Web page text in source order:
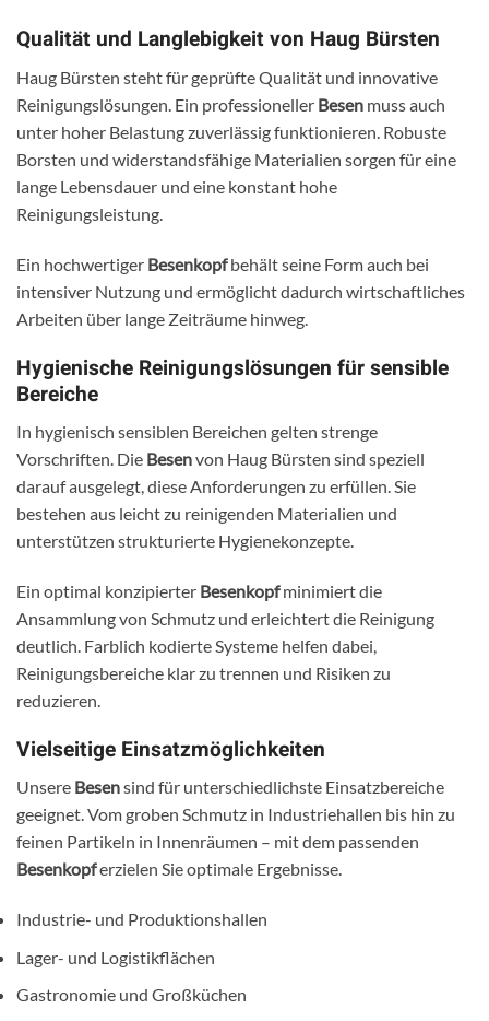
Qualität und Langlebigkeit von Haug Bürsten
Haug Bürsten steht für geprüfte Qualität und innovative
Reinigungslösungen. Ein professioneller Besen muss auch
unter hoher Belastung zuverlässig funktionieren. Robuste
Borsten und widerstandsfähige Materialien sorgen für eine
lange Lebensdauer und eine konstant hohe
Reinigungsleistung.
Ein hochwertiger Besenkopfbehält seine Form auch bei
intensiver Nutzung und ermöglicht dadurch wirtschaftliches
Arbeiten über lange Zeiträume hinweg.
Hygienische Reinigungslösungen für sensible
Bereiche
In hygienisch sensiblen Bereichen gelten strenge
Vorschriften. Die Besenvon Haug Bürsten sind speziell
darauf ausgelegt, diese Anforderungen zu erfüllen. Sie
bestehen aus leicht zu reinigenden Materialien und
unterstützen strukturierte Hygienekonzepte.
Ein optimal konzipierter Besenkopfminimiert die
Ansammlung von Schmutz und erleichtert die Reinigung
deutlich. Farblich kodierte Systeme helfen dabei,
Reinigungsbereiche klar zu trennen und Risiken zu
reduzieren.
Vielseitige Einsatzmöglichkeiten
Unsere Besensind für unterschiedlichste Einsatzbereiche
geeignet. Vom groben Schmutz in Industriehallen bis hin zu
feinen Partikeln in Innenräumen – mit dem passenden
Besenkopferzielen Sie optimale Ergebnisse.
Industrie- und Produktionshallen
Lager- und Logistikflächen
Gastronomie und Großküchen